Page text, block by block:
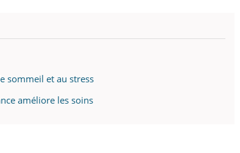
sommeil et au stress
améliore les soins